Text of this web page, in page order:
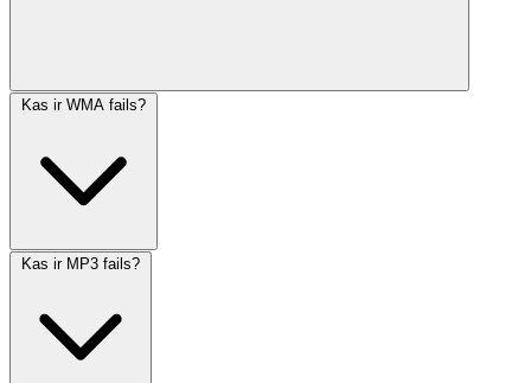
Kas ir WMA fails?
Kas ir MP3 fails?